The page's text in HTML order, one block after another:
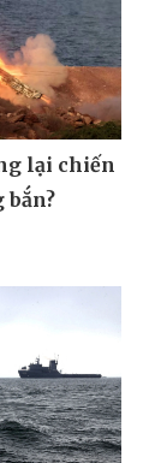
lại chiến
bắn?